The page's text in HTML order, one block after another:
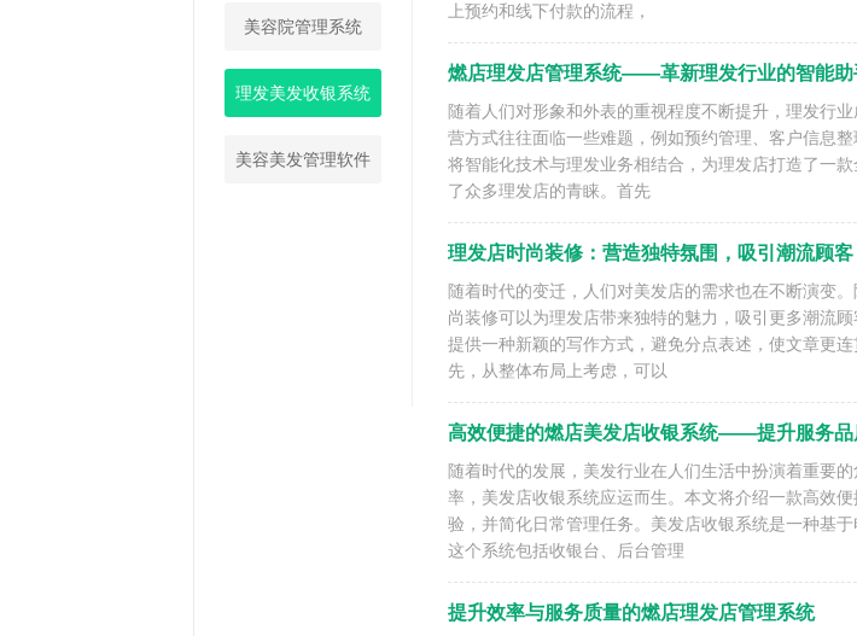
美容院管理系统
理发美发收银系统
美容美发管理软件
上预约和线下付款的流程，
燃店理发店管理系统——革新理发行业的智能助
随着人们对形象和外表的重视程度不断提升，理发行
营方式往往面临一些难题，例如预约管理、客户信息
将智能化技术与理发业务相结合，为理发店打造了一
了众多理发店的青睐。首先
理发店时尚装修：营造独特氛围，吸引潮流顾客
随着时代的变迁，人们对美发店的需求也在不断演变
尚装修可以为理发店带来独特的魅力，吸引更多潮流
提供一种新颖的写作方式，避免分点表述，使文章更
先，从整体布局上考虑，可以
高效便捷的燃店美发店收银系统——提升服务品
随着时代的发展，美发行业在人们生活中扮演着重要
率，美发店收银系统应运而生。本文将介绍一款高效
验，并简化日常管理任务。美发店收银系统是一种基
这个系统包括收银台、后台管理
提升效率与服务质量的燃店理发店管理系统